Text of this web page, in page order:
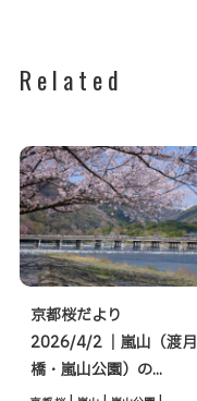
Related
京都桜だより
2026/4/2 ｜嵐山（渡月
橋・嵐山公園）の...